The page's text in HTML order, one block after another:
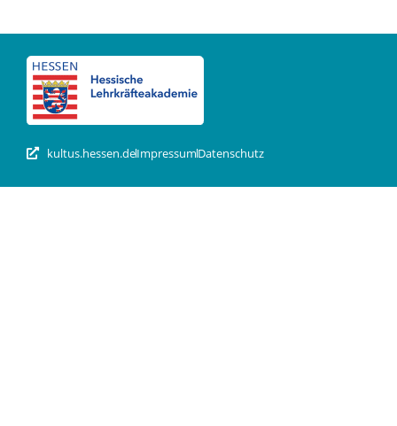
kultus.hessen.deImpressumDatenschutz